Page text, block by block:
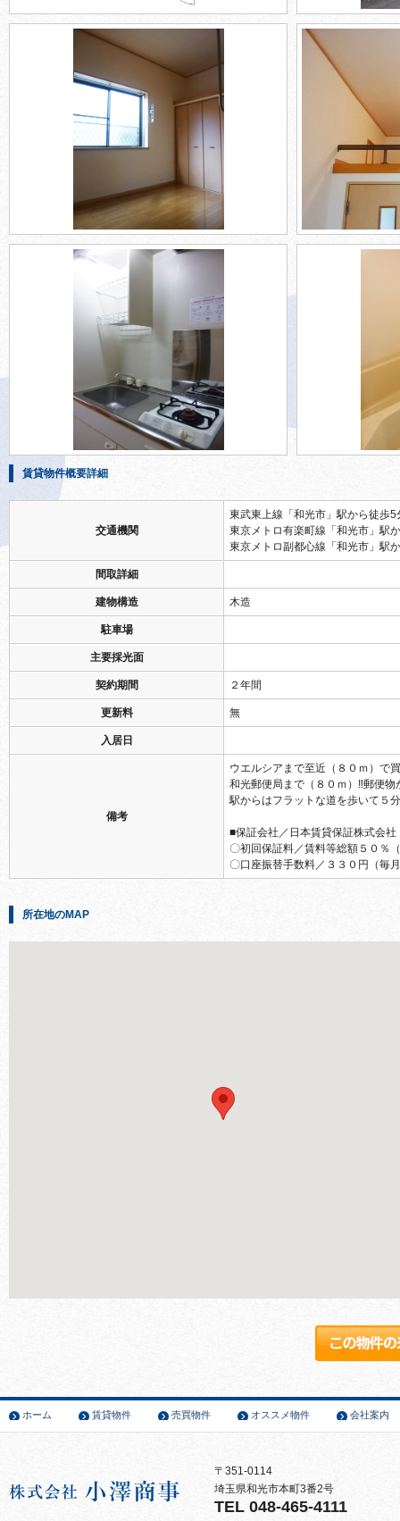
賃貸物件概要詳細
交通機関
東武東上線「和光市」駅から徒歩5
東京メトロ有楽町線「和光市」駅
東京メトロ副都心線「和光市」駅
間取詳細
建物構造 木造
駐車場
主要採光面
契約期間 ２年間
更新料 無
入居日
備考
ウエルシアまで至近（８０ｍ）で
和光郵便局まで（８０ｍ）‼郵便
駅からはフラットな道を歩いて５
■保証会社／日本賃貸保証株式会社
〇初回保証料／賃料等総額５０％
〇口座振替手数料／３３０円（毎
所在地のMAP
ホーム 賃貸物件 売買物件 オススメ物件 会社案内
〒351-0114
埼玉県和光市本町3番2号
TEL 048-465-4111